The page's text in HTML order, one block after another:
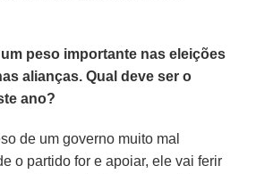
peso importante nas eleições
alianças. Qual deve ser o
ano?
de um governo muito mal
o partido for e apoiar, ele vai ferir